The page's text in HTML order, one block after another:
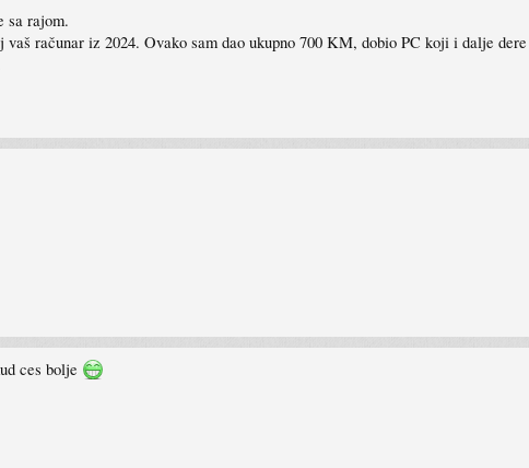
sa rajom.
računar iz 2024. Ovako sam dao ukupno 700 KM, dobio PC koji i dalje
ces bolje